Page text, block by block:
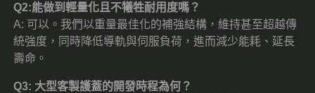
Q2:能做到輕量化且不犧牲耐用度嗎？
A: 可以。我們以重量最佳化的補強結構，維持甚至超越傳
統強度，同時降低導軌與伺服負荷，進而減少能耗、延長
壽命。
Q3: 大型客製護蓋的開發時程為何？